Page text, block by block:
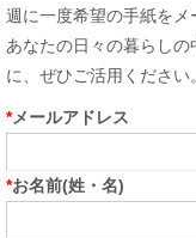
週に一度希望の手紙をメ
あなたの日々の暮らし
に、ぜひご活用ください。
*メールアドレス
*お名前(姓・名)